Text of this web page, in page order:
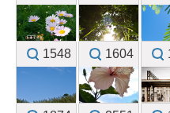
1548 1604